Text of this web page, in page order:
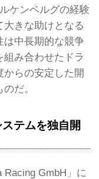
ケンベルグの経験
きな助けとなる
は中長期的な競争
み合わせたドラ
からの安定した開
だ。
テムを独自開
Racing GmbH」に